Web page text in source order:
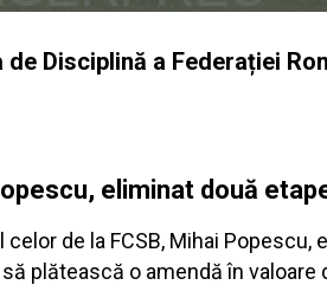
de Disciplină a Federației
eliminat două
celor de la FCSB, Mihai
plătească o amendă în valoare